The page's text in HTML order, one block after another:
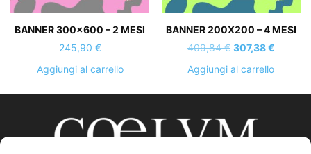
BANNER 300×600 – 2 MESI
245,90 €
Aggiungi al carrello
BANNER 200X200 – 4 MESI
409,84€ Il
prezzo
era:
307,38€Il
è:
Aggiungi al carrello